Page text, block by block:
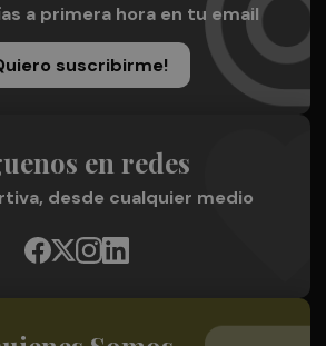
a primera hora en tu email
suscribirme!
en redes
desde cualquier medio